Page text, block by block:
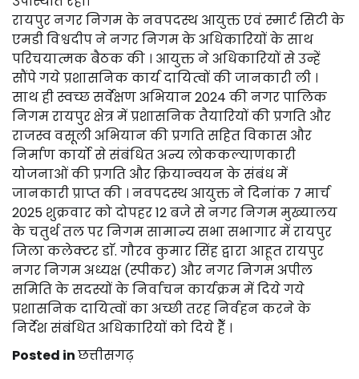
रायपुर नगर निगम के नवपदस्थ आयुक्त एवं स्मार्ट सिटी के
एमडी विश्वदीप ने नगर निगम के अधिकारियों के साथ
परिचयात्मक बैठक की । आयुक्त ने अधिकारियों से उन्हें
सौंपे गये प्रशासनिक कार्य दायित्वों की जानकारी ली ।
साथ ही स्वच्छ सर्वेक्षण अभियान 2024 की नगर पालिक
निगम रायपुर क्षेत्र में प्रशासनिक तैयारियों की प्रगति और
राजस्व वसूली अभियान की प्रगति सहित विकास और
निर्माण कार्यो से संबंधित अन्य लोककल्याणकारी
योजनाओं की प्रगति और क्रियान्वयन के संबंध में
जानकारी प्राप्त की । नवपदस्थ आयुक्त ने दिनांक 7 मार्च
2025 शुक्रवार को दोपहर 12 बजे से नगर निगम मुख्यालय
के चतुर्थ तल पर निगम सामान्य सभा सभागार में रायपुर
जिला कलेक्टर डाॅ. गौरव कुमार सिंह द्वारा आहूत रायपुर
नगर निगम अध्यक्ष (स्पीकर) और नगर निगम अपील
समिति के सदस्यों के निर्वाचन कार्यक्रम में दिये गये
प्रशासनिक दायित्वों का अच्छी तरह निर्वहन करने के
निर्देश संबंधित अधिकारियों को दिये हैँ ।
Posted inछत्तीसगढ़